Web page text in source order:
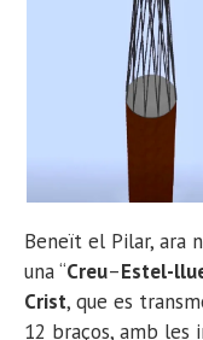
Beneït el Pilar, ara
una “Creu–Estel-
Crist, que es
12 braços, amb les